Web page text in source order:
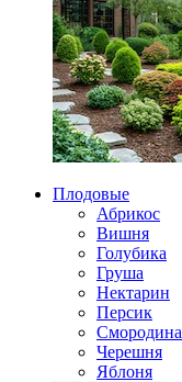
Плодовые
Абрикос
Вишня
Голубика
Груша
Нектарин
Персик
Смородина
Черешня
Яблоня